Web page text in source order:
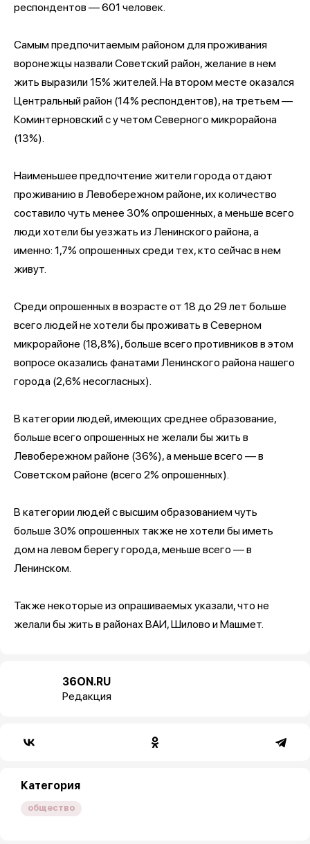
респондентов — 601 человек.
Самым предпочитаемым районом для проживания
воронежцы назвали Советский район, желание в нем
жить выразили 15% жителей. На втором месте оказался
Центральный район (14% респондентов), на третьем —
Коминтерновский с у четом Северного микрорайона
(13%).
Наименьшее предпочтение жители города отдают
проживанию в Левобережном районе, их количество
составило чуть менее 30% опрошенных, а меньше всего
люди хотели бы уезжать из Ленинского района, а
именно: 1,7% опрошенных среди тех, кто сейчас в нем
живут.
Среди опрошенных в возрасте от 18 до 29 лет больше
всего людей не хотели бы проживать в Северном
микрорайоне (18,8%), больше всего противников в этом
вопросе оказались фанатами Ленинского района нашего
города (2,6% несогласных).
В категории людей, имеющих среднее образование,
больше всего опрошенных не желали бы жить в
Левобережном районе (36%), а меньше всего — в
Советском районе (всего 2% опрошенных).
В категории людей с высшим образованием чуть
больше 30% опрошенных также не хотели бы иметь
дом на левом берегу города, меньше всего — в
Ленинском.
Также некоторые из опрашиваемых указали, что не
желали бы жить в районах ВАИ, Шилово и Машмет.
36ON.RU
Редакция
Категория
общество